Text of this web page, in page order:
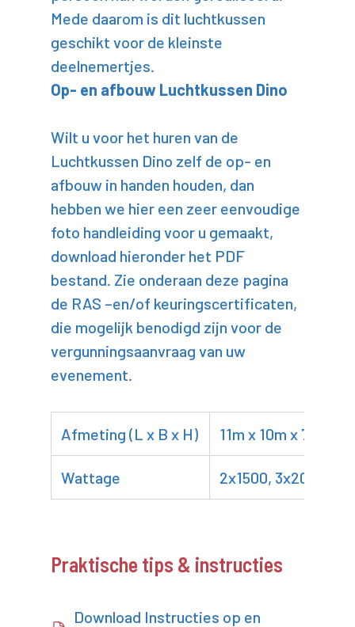
Mede daarom is dit luchtkussen
geschikt voor de kleinste
deelnemertjes.
Op- en afbouw Luchtkussen Dino
Wilt u voor het huren van de
Luchtkussen Dino zelf de op- en
afbouw in handen houden, dan
hebben we hier een zeer eenvoudige
foto handleiding voor u gemaakt,
download hieronder het PDF
bestand. Zie onderaan deze pagina
de RAS –en/of keuringscertificaten,
die mogelijk benodigd zijn voor de
vergunningsaanvraag van uw
evenement.
Afmeting (L x B x H) 11m x 10m x 7m
Wattage 2x1500, 3x2000
Praktische tips & instructies
Download Instructies op en